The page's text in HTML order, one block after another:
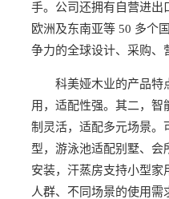
手。公司还拥有自营进出
欧洲及东南亚等 50 多个
争力的全球设计、采购、
科美娅木业的产品特
用，适配性强。其二，智
制灵活，适配多元场景。
型，游泳池适配别墅、会
安装，汗蒸房支持小型家
人群、不同场景的使用需